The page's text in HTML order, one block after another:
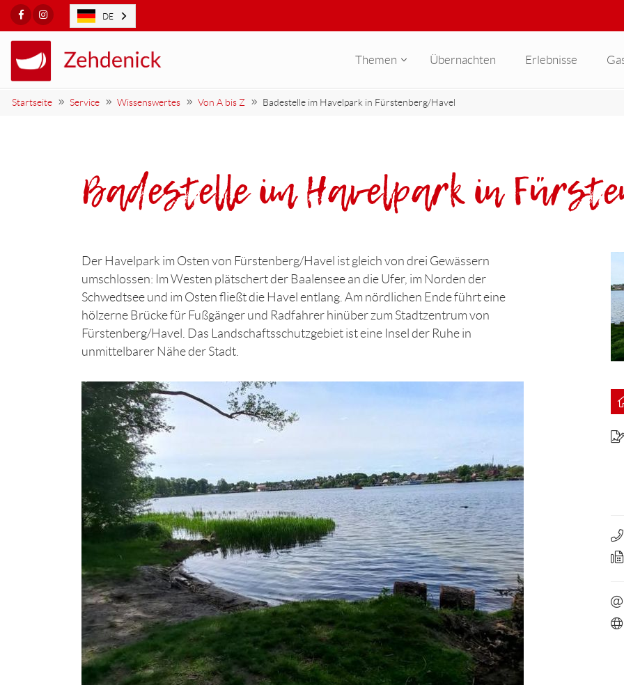
FacebookInstagram
Themen Übernachten Erlebnisse
Startseite Service Wissenswertes Von A bis Z Badestelle im Havelpark in Fürstenberg/Havel
Badestelle im Havelpark in
Der Havelpark im Osten von Fürstenberg/Havel ist gleich von drei Gewässern
umschlossen: Im Westen plätschert der Baalensee an die Ufer, im Norden der
Schwedtsee und im Osten fließt die Havel entlang. Am nördlichen Ende führt eine
hölzerne Brücke für Fußgänger und Radfahrer hinüber zum Stadtzentrum von
Fürstenberg/Havel. Das Landschaftsschutzgebiet ist eine Insel der Ruhe in
unmittelbarer Nähe der Stadt.
DE